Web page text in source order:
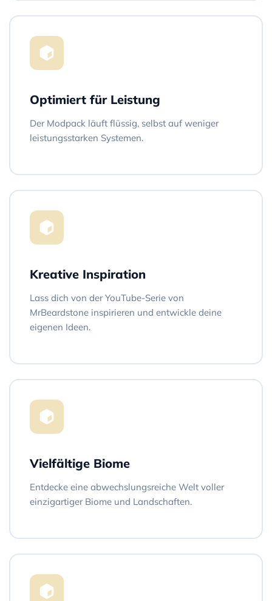
Optimiert für Leistung
Der Modpack läuft flüssig, selbst auf weniger
leistungsstarken Systemen.
Kreative Inspiration
Lass dich von der YouTube-Serie von
MrBeardstone inspirieren und entwickle deine
eigenen Ideen.
Vielfältige Biome
Entdecke eine abwechslungsreiche Welt voller
einzigartiger Biome und Landschaften.